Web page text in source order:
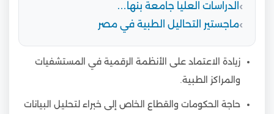
الدراسات العليا جامعة بنها…
ماجستير التحاليل الطبية في مصر
زيادة الاعتماد على الأنظمة الرقمية في المستشفيات
والمراكز الطبية.
حاجة الحكومات والقطاع الخاص إلى خبراء لتحليل البيانات